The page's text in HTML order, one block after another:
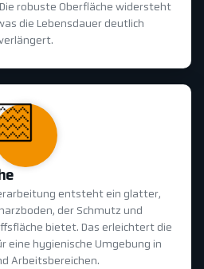
robuste Oberfläche widersteht
die Lebensdauer deutlich
entsteht ein glatter,
der Schmutz und
bietet. Das erleichtert die
eine hygienische Umgebung in
Arbeitsbereichen.